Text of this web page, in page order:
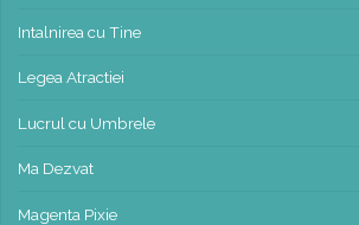
Intalnirea cu Tine
Legea Atractiei
Lucrul cu Umbrele
Ma Dezvat
Magenta Pixie